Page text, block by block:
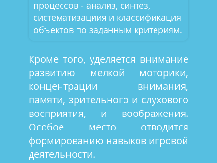
процессов - анализ, синтез,
систематизациия и классификация
объектов по заданным критериям.
Кроме того, уделяется внимание
развитию мелкой моторики,
концентрации внимания,
памяти, зрительного и слухового
восприятия, и воображения.
Особое место отводится
формированию навыков игровой
деятельности.